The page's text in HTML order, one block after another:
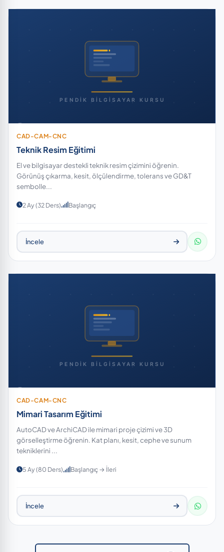
CAD-CAM-CNC
Teknik Resim Eğitimi
El ve bilgisayar destekli teknik resim çizimini öğrenin.
Görünüş çıkarma, kesit, ölçülendirme, tolerans ve GD&T
sembolle...
2 Ay (32 Ders) Başlangıç
İncele
CAD-CAM-CNC
Mimari Tasarım Eğitimi
AutoCAD ve ArchiCAD ile mimari proje çizimi ve 3D
görselleştirme öğrenin. Kat planı, kesit, cephe ve sunum
tekniklerini ...
5 Ay (80 Ders) Başlangıç → İleri
İncele